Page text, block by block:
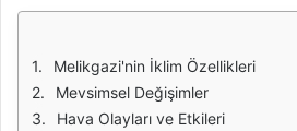
Melikgazi'nin İklim Özellikleri
Mevsimsel Değişimler
Hava Olayları ve Etkileri